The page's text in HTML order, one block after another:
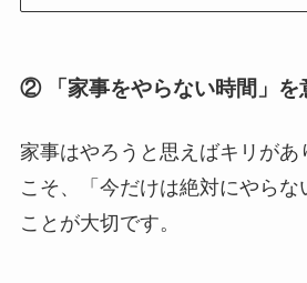
② 「家事をやらない時間」を
家事はやろうと思えばキリがあ
こそ、「今だけは絶対にやらな
ことが大切です。